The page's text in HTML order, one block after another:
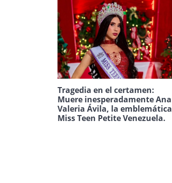
Tragedia en el certamen:
Muere inesperadamente Ana
Valeria Ávila, la emblemática
Miss Teen Petite Venezuela.